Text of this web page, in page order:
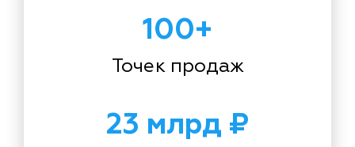
100+
Точек продаж
23 млрд ₽